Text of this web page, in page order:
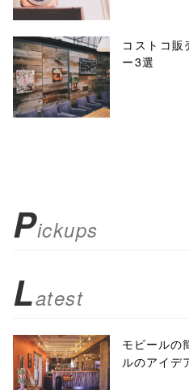
コストコ
ー3選
Pickups
Latest
モビールの
ルのアイデ